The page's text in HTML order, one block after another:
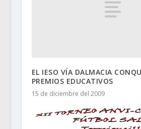
EL IESO VÍA DALMACIA
PREMIOS EDUCATIVOS
15 de diciembre del 2009